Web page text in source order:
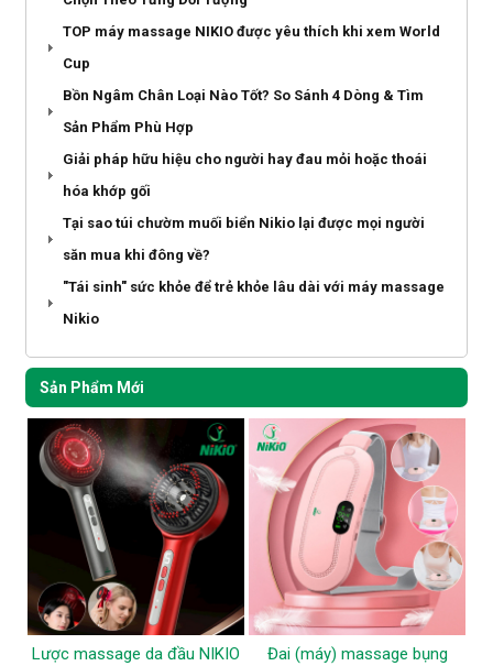
TOP máy massage NIKIO được yêu thích khi xem World
Cup
Bồn Ngâm Chân Loại Nào Tốt? So Sánh 4 Dòng & Tìm
Sản Phẩm Phù Hợp
Giải pháp hữu hiệu cho người hay đau mỏi hoặc thoái
hóa khớp gối
Tại sao túi chườm muối biển Nikio lại được mọi người
săn mua khi đông về?
"Tái sinh" sức khỏe để trẻ khỏe lâu dài với máy massage
Nikio
Sản Phẩm Mới
Lược massage da đầu NIKIO
Đai (máy) massage bụng